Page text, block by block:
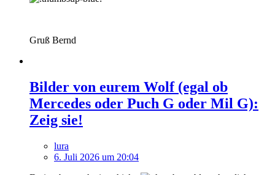
Gruß Bernd
Bilder von eurem Wolf (egal ob
Mercedes oder Puch G oder Mil G):
Zeig sie!
lura
6. Juli 2026 um 20:04